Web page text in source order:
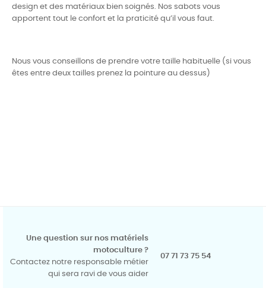
design et des matériaux bien soignés. Nos sabots vous
apportent tout le confort et la praticité qu’il vous faut.
Nous vous conseillons de prendre votre taille habituelle (si vous
êtes entre deux tailles prenez la pointure au dessus)
Une question sur nos matériels
motoculture ?
Contactez notre responsable métier
qui sera ravi de vous aider
07 71 73 75 54